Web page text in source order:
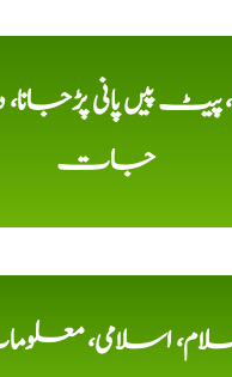
پیٹ پیں پانی
جات
اسلامی،